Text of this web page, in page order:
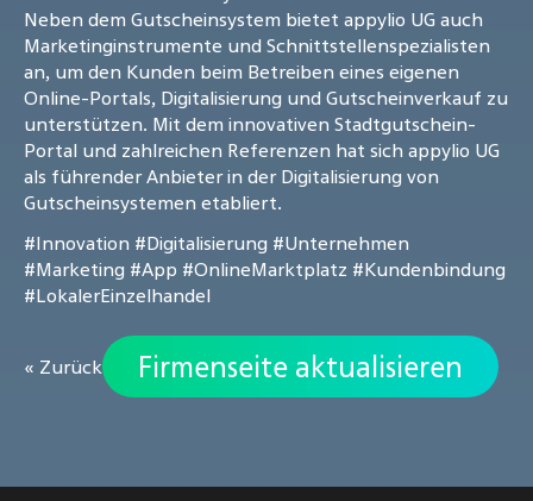
Neben dem Gutscheinsystem bietet appylio UG auch
Marketinginstrumente und Schnittstellenspezialisten
an, um den Kunden beim Betreiben eines eigenen
Online-Portals, Digitalisierung und Gutscheinverkauf zu
unterstützen. Mit dem innovativen Stadtgutschein-
Portal und zahlreichen Referenzen hat sich appylio UG
als führender Anbieter in der Digitalisierung von
Gutscheinsystemen etabliert.
#Innovation #Digitalisierung #Unternehmen
#Marketing #App #OnlineMarktplatz #Kundenbindung
#LokalerEinzelhandel
« Zurück Firmenseite aktualisieren